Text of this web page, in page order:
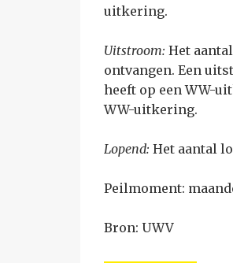
uitkering.
Uitstroom: Het
ontvangen. Een
heeft op een WW-
WW-uitkering.
Lopend: Het aantal
Peilmoment:
Bron: UWV